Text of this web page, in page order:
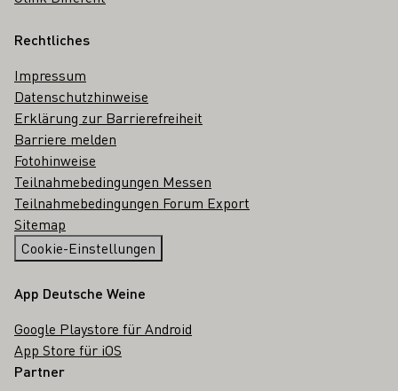
Rechtliches
Impressum
Datenschutzhinweise
Erklärung zur Barrierefreiheit
Barriere melden
Fotohinweise
Teilnahmebedingungen Messen
Teilnahmebedingungen Forum Export
Sitemap
Cookie-Einstellungen
App Deutsche Weine
Google Playstore für Android
App Store für iOS
Partner